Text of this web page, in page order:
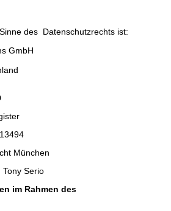
des Datenschutzrechts ist:
GmbH
München
Serio
im Rahmen des